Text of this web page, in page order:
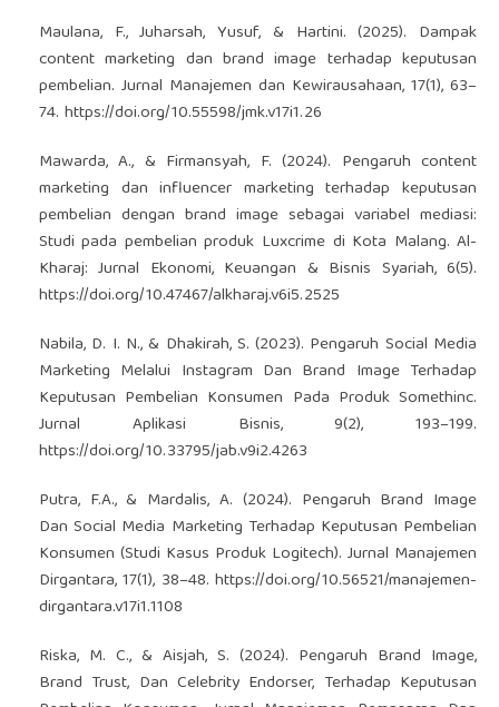
Maulana, F., Juharsah, Yusuf, & Hartini. (2025). Dampak
content marketing dan brand image terhadap keputusan
pembelian. Jurnal Manajemen dan Kewirausahaan, 17(1), 63–
74. https://doi.org/10.55598/jmk.v17i1.26
Mawarda, A., & Firmansyah, F. (2024). Pengaruh content
marketing dan influencer marketing terhadap keputusan
pembelian dengan brand image sebagai variabel mediasi:
Studi pada pembelian produk Luxcrime di Kota Malang. Al-
Kharaj: Jurnal Ekonomi, Keuangan & Bisnis Syariah, 6(5).
https://doi.org/10.47467/alkharaj.v6i5.2525
Nabila, D. I. N., & Dhakirah, S. (2023). Pengaruh Social Media
Marketing Melalui Instagram Dan Brand Image Terhadap
Keputusan Pembelian Konsumen Pada Produk Somethinc.
Jurnal Aplikasi Bisnis, 9(2), 193–199.
https://doi.org/10.33795/jab.v9i2.4263
Putra, F.A., & Mardalis, A. (2024). Pengaruh Brand Image
Dan Social Media Marketing Terhadap Keputusan Pembelian
Konsumen (Studi Kasus Produk Logitech). Jurnal Manajemen
Dirgantara, 17(1), 38–48.https://doi.org/10.56521/manajemen-
dirgantara.v17i1.1108
Riska, M. C., & Aisjah, S. (2024). Pengaruh Brand Image,
Brand Trust, Dan Celebrity Endorser, Terhadap Keputusan